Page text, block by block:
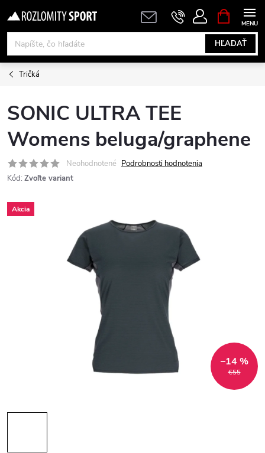
na
obsah
HĽADAŤ
KOŠÍK
Tričká
SONIC ULTRA TEE
Womens beluga/graphene
Neohodnotené Podrobnosti hodnotenia
Kód: Zvoľte variant
Akcia
€55
–14 %